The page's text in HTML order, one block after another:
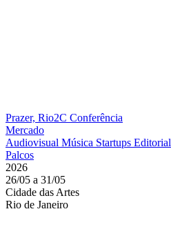
Prazer, Rio2C Conferência
Mercado
Audiovisual Música Startups Editorial
Palcos
2026
26/05 a 31/05
Cidade das Artes
Rio de Janeiro